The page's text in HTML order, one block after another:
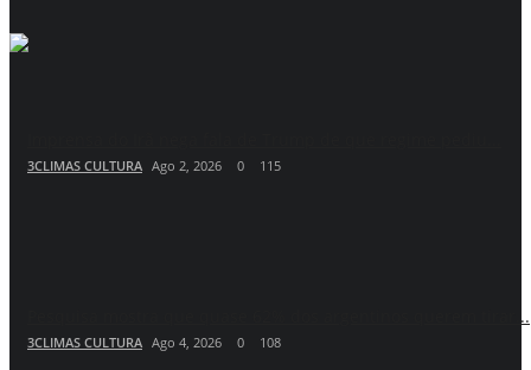
3CLIMAS CULTURA Ago 2, 2026 0 115
Pesquisa mostra que quase 62% dos argentinos querem tirar...
3CLIMAS CULTURA Ago 4, 2026 0 108